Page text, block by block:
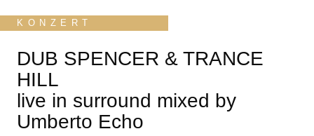
KONZERT
DUB SPENCER & TRANCE
HILL
live in surround mixed by
Umberto Echo